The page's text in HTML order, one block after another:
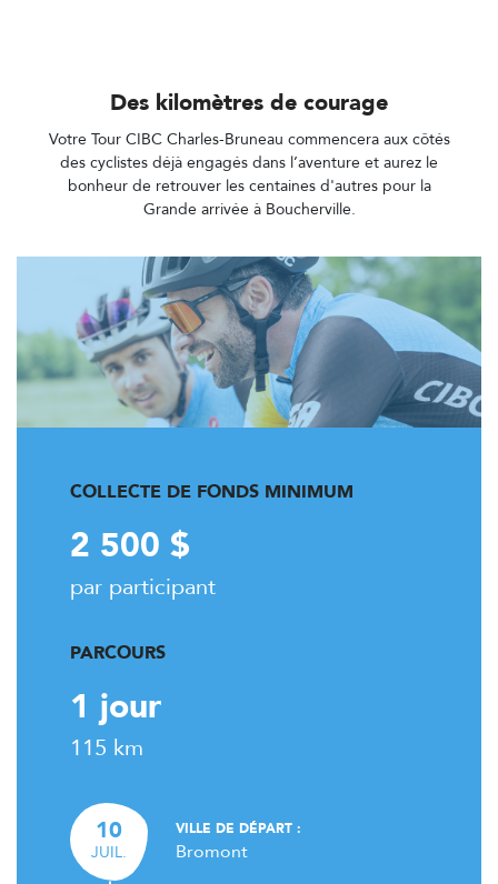
Des kilomètres de courage
Votre Tour CIBC Charles-Bruneau commencera aux côtés
des cyclistes déjà engagés dans l’aventure et aurez le
bonheur de retrouver les centaines d'autres pour la
Grande arrivée à Boucherville.
COLLECTE DE FONDS MINIMUM
2 500 $
par participant
PARCOURS
1 jour
115 km
10
JUIL.
VILLE DE DÉPART :
Bromont